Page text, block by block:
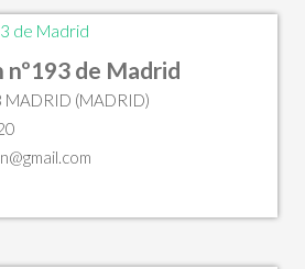
de Madrid
MADRID (MADRID)